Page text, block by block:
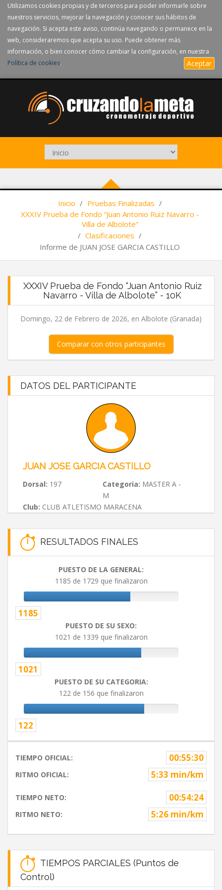
Utilizamos cookies propias y de terceros para poder informarle sobre
nuestros servicios, mejorar la navegación y conocer sus hábitos de
navegación. Si acepta este aviso, continúa navegando o permanece en la
web, consideraremos que acepta su uso. Puede obtener más
información, o bien conocer cómo cambiar la configuración, en nuestra
Política de cookies. Aceptar
Inicio / Pruebas Finalizadas /
XXXIV Prueba de Fondo “Juan Antonio Ruiz Navarro -
Villa de Albolote”
/ Clasificaciones /
Informe de JUAN JOSE GARCIA CASTILLO
XXXIV Prueba de Fondo “Juan Antonio Ruiz
Navarro - Villa de Albolote” - 10K
Domingo, 22 de Febrero de 2026, en Albolote (Granada)
Comparar con otros participantes
DATOS DEL PARTICIPANTE
JUAN JOSE GARCIA CASTILLO
Dorsal: 197 Categoria: MASTER A -
M
Club: CLUB ATLETISMO MARACENA
RESULTADOS FINALES
PUESTO DE LA GENERAL:
1185 de 1729 que finalizaron
1185
PUESTO DE SU SEXO:
1021 de 1339 que finalizaron
1021
PUESTO DE SU CATEGORIA:
122 de 156 que finalizaron
122
TIEMPO OFICIAL: 00:55:30
RITMO OFICIAL: 5:33 min/km
TIEMPO NETO: 00:54:24
RITMO NETO: 5:26 min/km
TIEMPOS PARCIALES (Puntos de
Control)